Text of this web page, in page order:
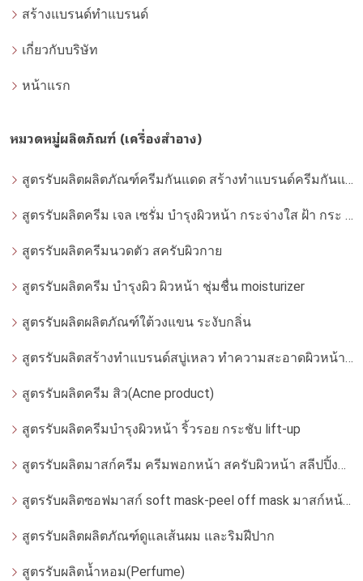
สร้างแบรนด์ทำแบรนด์
เกี่ยวกับบริษัท
หน้าแรก
หมวดหมู่ผลิตภัณฑ์ (เครื่องสำอาง)
สูตรรับผลิตผลิตภัณฑ์ครีมกันแดด สร้างทำแบรนด์ครีมกันแดด โดยโรงงานผลิตที่ได้มาตรฐาน
สูตรรับผลิตครีม เจล เซรั่ม บำรุงผิวหน้า กระจ่างใส ฝ้า กระ จุดด่างดำ whitening
สูตรรับผลิตครีมนวดตัว สครับผิวกาย
สูตรรับผลิตครีม บำรุงผิว ผิวหน้า ชุ่มชื่น moisturizer
สูตรรับผลิตผลิตภัณฑ์ใต้วงแขน ระงับกลิ่น
สูตรรับผลิตสร้างทำแบรนด์สบู่เหลว ทำความสะอาดผิวหน้า โฟมล้างหน้า
สูตรรับผลิตครีม สิว(Acne product)
สูตรรับผลิตครีมบำรุงผิวหน้า ริ้วรอย กระชับ lift-up
สูตรรับผลิตมาสก์ครีม ครีมพอกหน้า สครับผิวหน้า สลีปปิ้งมาสก์
สูตรรับผลิตซอฟมาสก์ soft mask-peel off mask มาสก์หน้ากากอ่อน
สูตรรับผลิตผลิตภัณฑ์ดูแลเส้นผม และริมฝีปาก
สูตรรับผลิตน้ำหอม(Perfume)